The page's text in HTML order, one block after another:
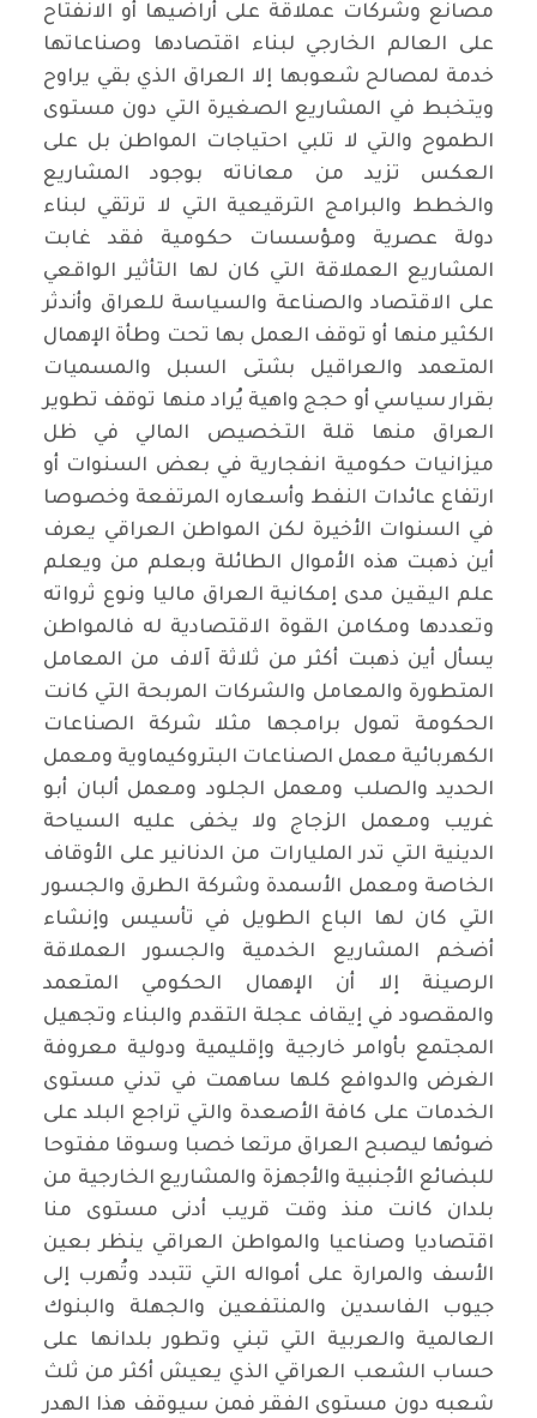
مصانع وشركات عملاقة على أراضيها أو الانفتاح
على العالم الخارجي لبناء اقتصادها وصناعاتها
خدمة لمصالح شعوبها إلا العراق الذي بقي يراوح
ويتخبط في المشاريع الصغيرة التي دون مستوى
الطموح والتي لا تلبي احتياجات المواطن بل على
العكس تزيد من معاناته بوجود المشاريع
والخطط والبرامج الترقيعية التي لا ترتقي لبناء
دولة عصرية ومؤسسات حكومية فقد غابت
المشاريع العملاقة التي كان لها التأثير الواقعي
على الاقتصاد والصناعة والسياسة للعراق وأندثر
الكثير منها أو توقف العمل بها تحت وطأة الإهمال
المتعمد والعراقيل بشتى السبل والمسميات
بقرار سياسي أو حجج واهية يُراد منها توقف تطوير
العراق منها قلة التخصيص المالي في ظل
ميزانيات حكومية انفجارية في بعض السنوات أو
ارتفاع عائدات النفط وأسعاره المرتفعة وخصوصا
في السنوات الأخيرة لكن المواطن العراقي يعرف
أين ذهبت هذه الأموال الطائلة وبعلم من ويعلم
علم اليقين مدى إمكانية العراق ماليا ونوع ثرواته
وتعددها ومكامن القوة الاقتصادية له فالمواطن
يسأل أين ذهبت أكثر من ثلاثة آلاف من المعامل
المتطورة والمعامل والشركات المربحة التي كانت
الحكومة تمول برامجها مثلا شركة الصناعات
الكهربائية معمل الصناعات البتروكيماوية ومعمل
الحديد والصلب ومعمل الجلود ومعمل ألبان أبو
غريب ومعمل الزجاج ولا يخفى عليه السياحة
الدينية التي تدر المليارات من الدنانير على الأوقاف
الخاصة ومعمل الأسمدة وشركة الطرق والجسور
التي كان لها الباع الطويل في تأسيس وإنشاء
أضخم المشاريع الخدمية والجسور العملاقة
الرصينة إلا أن الإهمال الحكومي المتعمد
والمقصود في إيقاف عجلة التقدم والبناء وتجهيل
المجتمع بأوامر خارجية وإقليمية ودولية معروفة
الغرض والدوافع كلها ساهمت في تدني مستوى
الخدمات على كافة الأصعدة والتي تراجع البلد على
ضوئها ليصبح العراق مرتعا خصبا وسوقا مفتوحا
للبضائع الأجنبية والأجهزة والمشاريع الخارجية من
بلدان كانت منذ وقت قريب أدنى مستوى منا
اقتصاديا وصناعيا والمواطن العراقي ينظر بعين
الأسف والمرارة على أمواله التي تتبدد وتُهرب إلى
جيوب الفاسدين والمنتفعين والجهلة والبنوك
العالمية والعربية التي تبني وتطور بلدانها على
حساب الشعب العراقي الذي يعيش أكثر من ثلث
شعبه دون مستوى الفقر فمن سيوقف هذا الهدر